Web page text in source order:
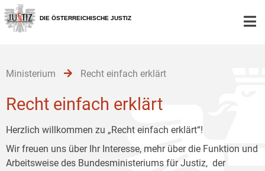
Zur
Hauptnavigation
[1]
Zum
Inhalt
[2]
Zum
Untermenü
[3]
DIE ÖSTERREICHISCHE JUSTIZ
Ministerium Recht einfach erklärt
Recht einfach erklärt
Herzlich willkommen zu „Recht einfach erklärt“!
Wir freuen uns über Ihr Interesse, mehr über die Funktion und
Arbeitsweise des Bundesministeriums für Justiz, der